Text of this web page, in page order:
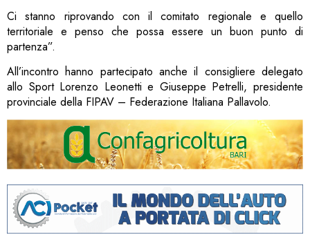
Ci stanno riprovando con il comitato regionale e quello
territoriale e penso che possa essere un buon punto di
partenza”.
All’incontro hanno partecipato anche il consigliere delegato
allo Sport Lorenzo Leonetti e Giuseppe Petrelli, presidente
provinciale della FIPAV – Federazione Italiana Pallavolo.